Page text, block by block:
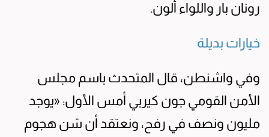
رونان بار واللواء ألون.
خيارات بديلة
وفي واشنطن، قال المتحدث باسم مجلس
الأمن القومي جون كيربي أمس الأول: «يوجد
مليون ونصف في رفح، ونعتقد أن شن هجوم